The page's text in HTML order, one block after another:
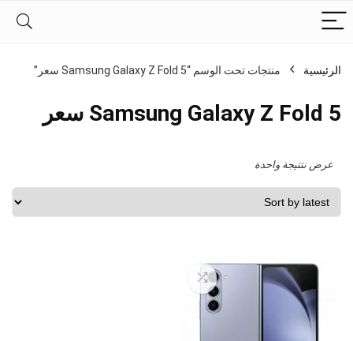
الرئيسية منتجات تحت الوسم “Samsung Galaxy Z Fold 5 سعر”
Samsung Galaxy Z Fold 5 سعر
عرض نتتيجة واحدة